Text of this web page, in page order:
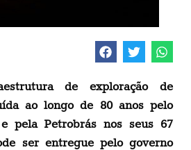
de exploração de
ao longo de 80 anos pelo
pela Petrobrás nos seus 67
ser entregue pelo governo